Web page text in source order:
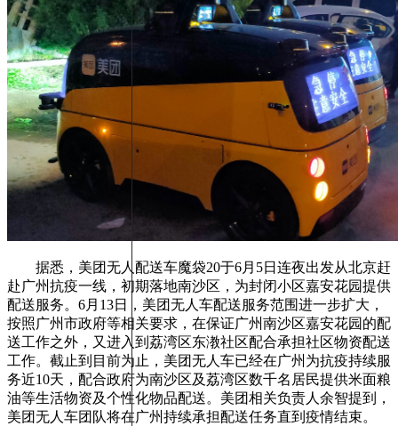
据悉，美团无人配送车魔袋20于6月5日连夜出发从北京赶
赴广州抗疫一线，初期落地南沙区，为封闭小区嘉安花园提供
配送服务。6月13日，美团无人车配送服务范围进一步扩大，
按照广州市政府等相关要求，在保证广州南沙区嘉安花园的配
送工作之外，又进入到荔湾区东漖社区配合承担社区物资配送
工作。截止到目前为止，美团无人车已经在广州为抗疫持续服
务近10天，配合政府为南沙区及荔湾区数千名居民提供米面粮
油等生活物资及个性化物品配送。美团相关负责人余智提到，
美团无人车团队将在广州持续承担配送任务直到疫情结束。